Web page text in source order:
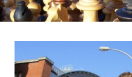
Inhalt
springen